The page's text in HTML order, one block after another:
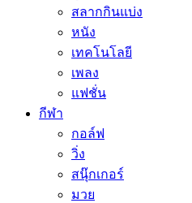
สลากกินแบ่ง
หนัง
เทคโนโลยี
เพลง
แฟชั่น
กีฬา
กอล์ฟ
วิ่ง
สนุ๊กเกอร์
มวย